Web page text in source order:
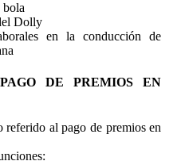
bola
Dolly
en la conducción de
DE PREMIOS EN
referido al pago de premios en